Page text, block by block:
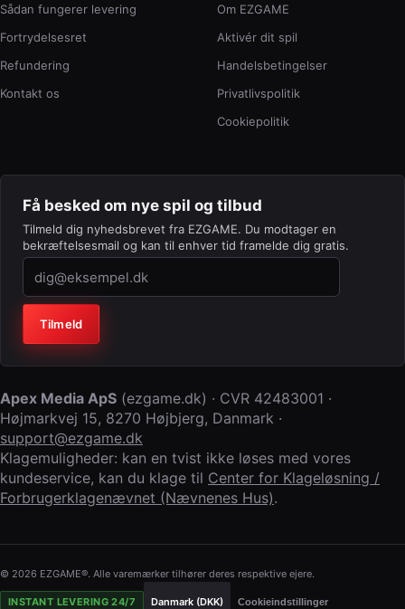
Sådan fungerer levering
Fortrydelsesret
Refundering
Kontakt os
Om EZGAME
Aktivér dit spil
Handelsbetingelser
Privatlivspolitik
Cookiepolitik
Få besked om nye spil og tilbud
Tilmeld dig nyhedsbrevet fra EZGAME. Du modtager en
bekræftelsesmail og kan til enhver tid framelde dig gratis.
Virksomhed (lad feltet stå tomt)
Tilmeld
Apex Media ApS (ezgame.dk) · CVR 42483001 ·
Højmarkvej 15, 8270 Højbjerg, Danmark ·
support@ezgame.dk
Klagemuligheder: kan en tvist ikke løses med vores
kundeservice, kan du klage til Center for Klageløsning /
Forbrugerklagenævnet (Nævnenes Hus).
© 2026 EZGAME®. Alle varemærker tilhører deres respektive ejere.
INSTANT LEVERING 24/7 Danmark (DKK) Cookieindstillinger